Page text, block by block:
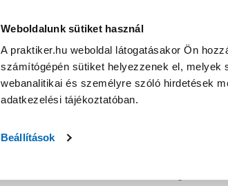
Weboldalunk sütiket használ
A praktiker.hu weboldal látogatásakor Ön
számítógépén sütiket helyezzenek el, melyek
webanalitikai és személyre szóló hirdetések
adatkezelési tájékoztatóban.
Beállítások